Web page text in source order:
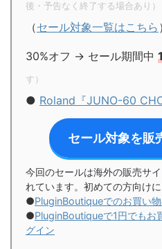
後・予告なく終了する場合あり）
（セール対象一覧はこちら ）
30%オフ → セール期間中
す）
● Roland『JUNO-60
セール対象を販
今回のセールは海外の販売サ
れています。初めての方向け
●PluginBoutiqueでのお買い
●PluginBoutiqueで1円でもお
グイン